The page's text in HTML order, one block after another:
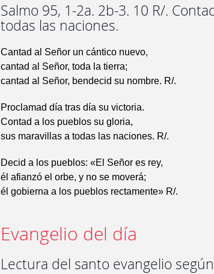
Salmo 95, 1-2a. 2b-3. 10 R/.
todas las naciones.
Cantad al Señor un cántico nuevo,
cantad al Señor, toda la tierra;
cantad al Señor, bendecid su nombre. R/.
Proclamad día tras día su victoria.
Contad a los pueblos su gloria,
sus maravillas a todas las naciones. R/.
Decid a los pueblos: «El Señor es rey,
él afianzó el orbe, y no se moverá;
él gobierna a los pueblos rectamente» R/.
Evangelio del día
Lectura del santo evangelio